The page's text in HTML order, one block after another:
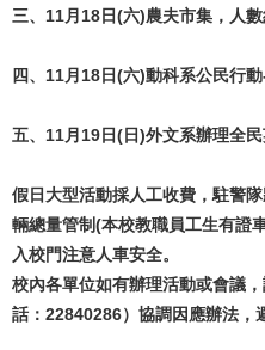
三、11月18日(六)農夫市集，人數
四、11月18日(六)動科系公民行
五、11月19日(日)外文系辦理全民
假日大型活動採人工收費，駐警
輛總量管制(本校教職員工生有證
入校門注意人車安全。
校內各單位如有辦理活動或會議
話：22840286）協調因應辦法，